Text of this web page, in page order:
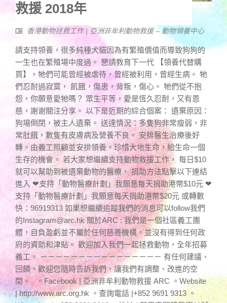
救援 2018年
香港動物拯救工作 | 亞洲非牟利動物救援 – 動物領養中心
請支持領養，很多純種犬貓因為有繁殖價值而導致狗狗的
一生也在繁殖場中度過。 懇請教育下一代 【領養代替購
買】。牠們可能曾經被虐待，曾經被利用，曾經生病。 牠
們忍耐過寂寞， 飢餓，傷患，背叛，傷心。 牠們從不抱
怨，你願意愛牠嗎？ 眾生平等，愛是恆久忍耐，又有恩
慈，謝谢關注分享。 以下是近期的綜合個案： 遺棄原因：
狗場倒閉，被主人遺棄。 送達情況：多隻狗非常瘦弱，非
常肚餓，數隻有皮膚病及營養不良。 安排醫生治療後好
轉。由義工照顧並安排領養。珍惜大地生命，給生命一個
生存的機會。 若大家想繼續支持動物救援工作， 每日$10
就可以幫助到被遺棄動物的醫療， 捐助方法點擊以下連結
進入 ❤支持「動物醫療計劃」我願意每天捐助港幣$10元 ❤
支持「動物醫療計劃」我願意每天捐助港幣$20元 或轉數
快：96919313 如果想繼續追蹤我們的消息可以follow我們
的Instagram@arc.hk關於ARC : 我們是一個社區義工團
體，自負盈虧並不屬於任何慈善機構，並沒有得到任何政
府的資助和津貼。 歡迎加入我們一起拯救動物，全年招募
義工。 －－－－－－－－－－－－－－－－ 有任何建議、
回饋，歡迎您隨時告訴我們，讓我們有調整、改進的空
間。 。Facebook | 亞洲非牟利動物救援 ARC 。Website
| http://www.arc.org.hk 。查詢電話 |+852 9691 9313 。